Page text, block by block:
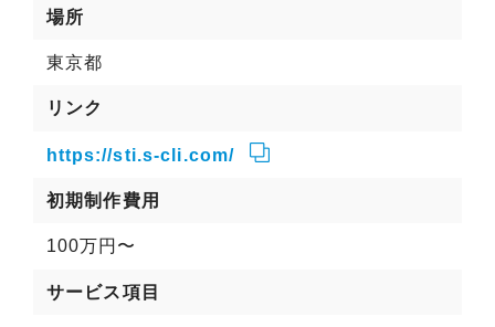
場所
東京都
リンク
https://sti.s-cli.com/
初期制作費用
100万円〜
サービス項目